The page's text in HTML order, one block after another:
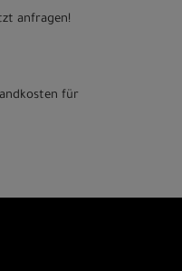
anfragen!
für